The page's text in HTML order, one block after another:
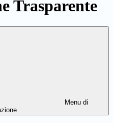
Trasparente
Menu di